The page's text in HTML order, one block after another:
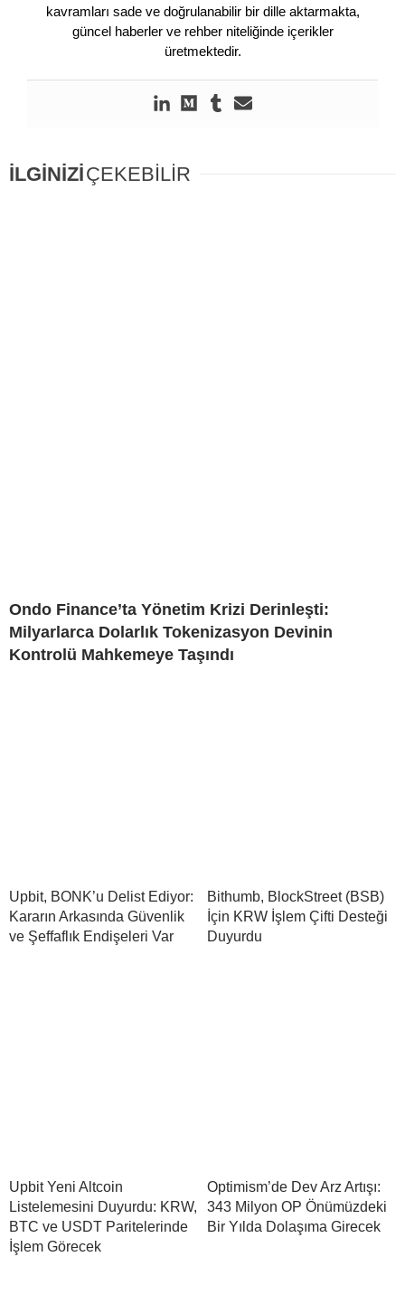
kavramları sade ve doğrulanabilir bir dille aktarmakta,
güncel haberler ve rehber niteliğinde içerikler
üretmektedir.
İLGİNİZİÇEKEBİLİR
Ondo Finance’ta Yönetim Krizi Derinleşti:
Milyarlarca Dolarlık Tokenizasyon Devinin
Kontrolü Mahkemeye Taşındı
Upbit, BONK’u Delist Ediyor:
Kararın Arkasında Güvenlik
ve Şeffaflık Endişeleri Var
Bithumb, BlockStreet (BSB)
İçin KRW İşlem Çifti Desteği
Duyurdu
Upbit Yeni Altcoin
Listelemesini Duyurdu: KRW,
BTC ve USDT Paritelerinde
İşlem Görecek
Optimism’de Dev Arz Artışı:
343 Milyon OP Önümüzdeki
Bir Yılda Dolaşıma Girecek